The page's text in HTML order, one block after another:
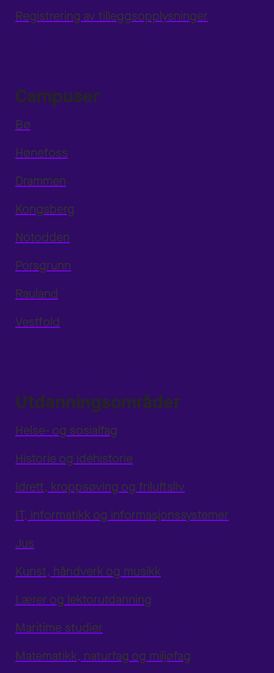
Registrering av tilleggsopplysninger
Campuser
Bø
Hønefoss
Drammen
Kongsberg
Notodden
Porsgrunn
Rauland
Vestfold
Utdanningsområder
Helse- og sosialfag
Historie og idéhistorie
Idrett, kroppsøving og friluftsliv
IT, informatikk og informasjonssystemer
Jus
Kunst, håndverk og musikk
Lærer og lektorutdanning
Maritime studier
Matematikk, naturfag og miljøfag